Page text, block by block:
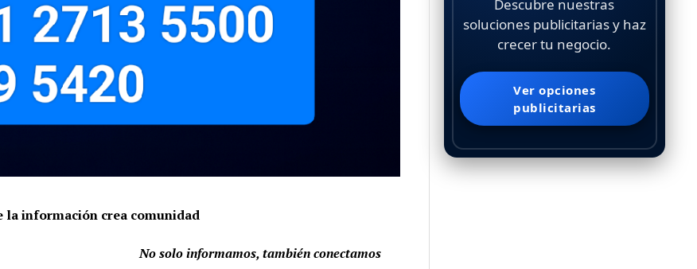
la información crea comunidad
No solo informamos, también conectamos
Descubre nuestras
soluciones publicitarias y haz
crecer tu negocio.
Ver opciones
publicitarias